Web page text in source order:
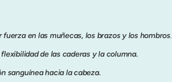
fuerza en las muñecas, los brazos y los hombros.
de las caderas y la columna.
sanguínea hacia la cabeza.